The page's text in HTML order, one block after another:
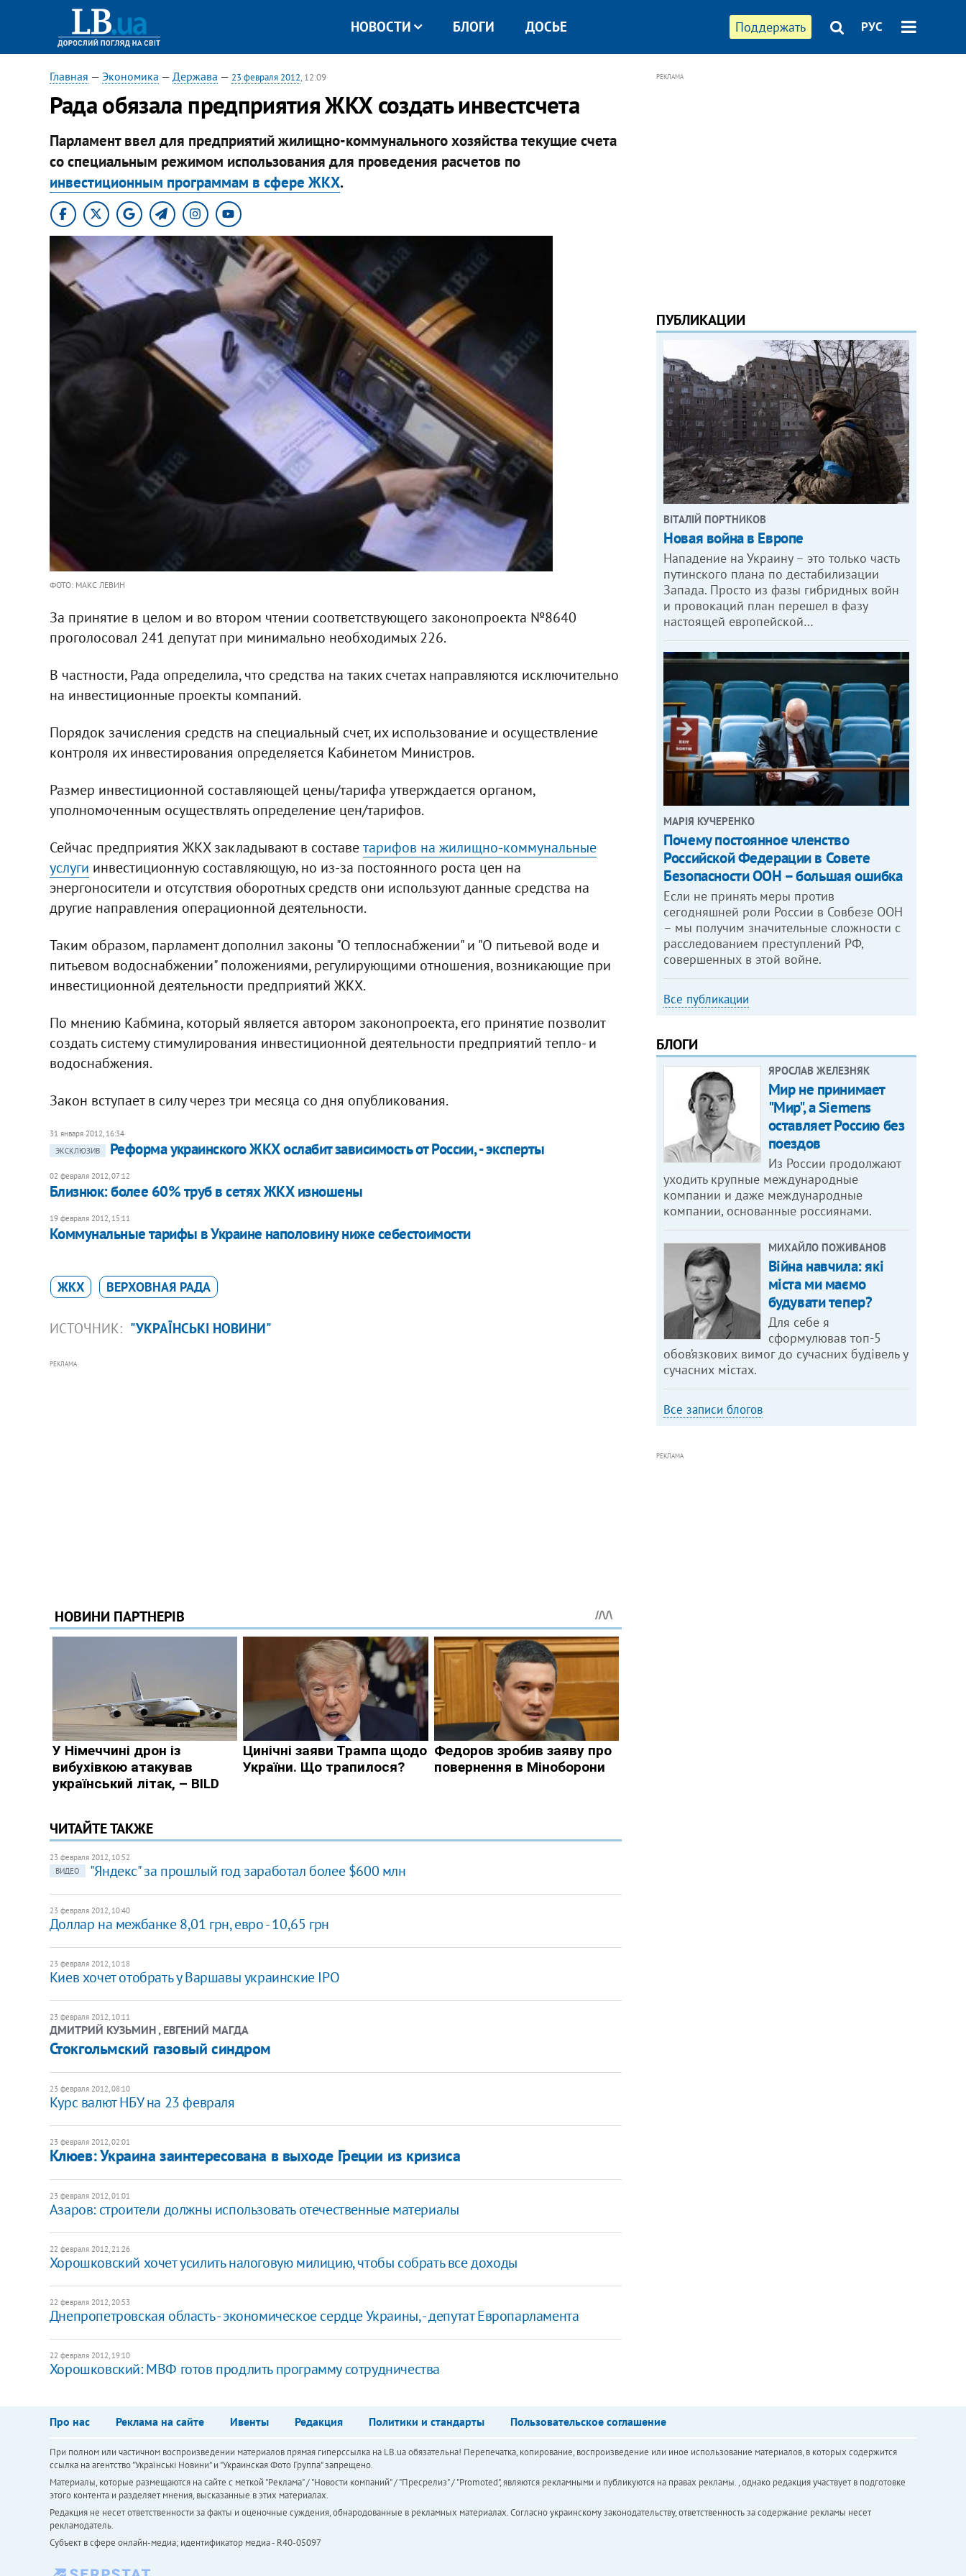
Поддержать РУС
НОВОСТИ БЛОГИ ДОСЬЕ
Главная — Экономика — Держава — 23 февраля 2012, 12:09
Рада обязала предприятия ЖКХ создать инвестсчета
Парламент ввел для предприятий жилищно-коммунального хозяйства текущие счета
со специальным режимом использования для проведения расчетов по
инвестиционным программам в сфере ЖКХ.
ФОТО: МАКС ЛЕВИН
За принятие в целом и во втором чтении соответствующего законопроекта №8640
проголосовал 241 депутат при минимально необходимых 226.
В частности, Рада определила, что средства на таких счетах направляются исключительно
на инвестиционные проекты компаний.
Порядок зачисления средств на специальный счет, их использование и осуществление
контроля их инвестирования определяется Кабинетом Министров.
Размер инвестиционной составляющей цены/тарифа утверждается органом,
уполномоченным осуществлять определение цен/тарифов.
Сейчас предприятия ЖКХ закладывают в составетарифов на жилищно-коммунальные
услуги инвестиционную составляющую, но из-за постоянного роста цен на
энергоносители и отсутствия оборотных средств они используют данные средства на
другие направления операционной деятельности.
Таким образом, парламент дополнил законы "О теплоснабжении" и "О питьевой воде и
питьевом водоснабжении" положениями, регулирующими отношения, возникающие при
инвестиционной деятельности предприятий ЖКХ.
По мнению Кабмина, который является автором законопроекта, его принятие позволит
создать систему стимулирования инвестиционной деятельности предприятий тепло- и
водоснабжения.
Закон вступает в силу через три месяца со дня опубликования.
31 января 2012, 16:34
ЭКСКЛЮЗИВ
Реформа украинского ЖКХ ослабит зависимость от России, - эксперты
02 февраля 2012, 07:12
Близнюк: более 60% труб в сетях ЖКХ изношены
19 февраля 2012, 15:11
Коммунальные тарифы в Украине наполовину ниже себестоимости
ЖКХ ВЕРХОВНАЯ РАДА
ИСТОЧНИК: "УКРАЇНСЬКІ НОВИНИ"
РЕКЛАМА
ЧИТАЙТЕ ТАКЖЕ
23 февраля 2012, 10:52
ВИДЕО
"Яндекс" за прошлый год заработал более $600 млн
23 февраля 2012, 10:40
Доллар на межбанке 8,01 грн, евро - 10,65 грн
23 февраля 2012, 10:18
Киев хочет отобрать у Варшавы украинские IPO
23 февраля 2012, 10:11
ДМИТРИЙ КУЗЬМИН , ЕВГЕНИЙ МАГДА
Стокгольмский газовый синдром
23 февраля 2012, 08:10
Курс валют НБУ на 23 февраля
23 февраля 2012, 02:01
Клюев: Украина заинтересована в выходе Греции из кризиса
23 февраля 2012, 01:01
Азаров: строители должны использовать отечественные материалы
22 февраля 2012, 21:26
Хорошковский хочет усилить налоговую милицию, чтобы собрать все доходы
22 февраля 2012, 20:53
Днепропетровская область - экономическое сердце Украины, - депутат Европарламента
22 февраля 2012, 19:10
Хорошковский: МВФ готов продлить программу сотрудничества
РЕКЛАМА
ПУБЛИКАЦИИ
ВІТАЛІЙ ПОРТНИКОВ
Новая война в Европе
Нападение на Украину – это только часть
путинского плана по дестабилизации
Запада. Просто из фазы гибридных войн
и провокаций план перешел в фазу
настоящей европейской…
МАРІЯ КУЧЕРЕНКО
​Почему постоянное членство
Российской Федерации в Совете
Безопасности ООН – большая ошибка
Если не принять меры против
сегодняшней роли России в Совбезе ООН
– мы получим значительные сложности с
расследованием преступлений РФ,
совершенных в этой войне.
Все публикации
БЛОГИ
ЯРОСЛАВ ЖЕЛЕЗНЯК
Мир не принимает
"Мир", а Siemens
оставляет Россию без
поездов
Из России продолжают
уходить крупные международные
компании и даже международные
компании, основанные россиянами.
МИХАЙЛО ПОЖИВАНОВ
Війна навчила: які
міста ми маємо
будувати тепер?
Для себе я
сформулював топ-5
обов’язкових вимог до сучасних будівель у
сучасних містах.
Все записи блогов
РЕКЛАМА
Про нас Реклама на сайте Ивенты Редакция Политики и стандарты Пользовательское соглашение
При полном или частичном воспроизведении материалов прямая гиперссылка на LB.ua обязательна! Перепечатка, копирование, воспроизведение или иное использование материалов, в которых содержится
ссылка на агентство "Українськi Новини" и "Украинская Фото Группа" запрещено.
Материалы, которые размещаются на сайте с меткой "Реклама" / "Новости компаний" / "Пресрелиз" / "Promoted", являются рекламными и публикуются на правах рекламы. , однако редакция участвует в подготовке
этого контента и разделяет мнения, высказанные в этих материалах.
Редакция не несет ответственности за факты и оценочные суждения, обнародованные в рекламных материалах. Согласно украинскому законодательству, ответственность за содержание рекламы несет
рекламодатель.
Субъект в сфере онлайн-медиа; идентификатор медиа - R40-05097